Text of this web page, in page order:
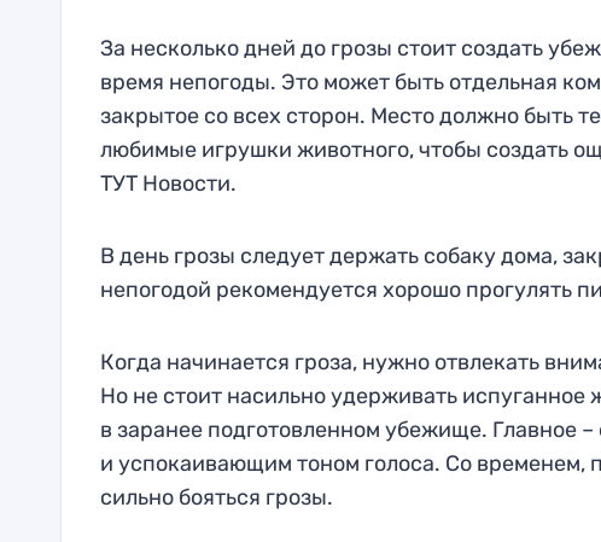
За несколько дней до грозы стоит создать
время непогоды. Это может быть отдельная
закрытое со всех сторон. Место должно быть
любимые игрушки животного, чтобы создать
ТУТ Новости.
В день грозы следует держать собаку дома,
непогодой рекомендуется хорошо прогулять
Когда начинается гроза, нужно отвлекать
Но не стоит насильно удерживать испуганное
в заранее подготовленном убежище. Главное
и успокаивающим тоном голоса. Со временем,
сильно бояться грозы.